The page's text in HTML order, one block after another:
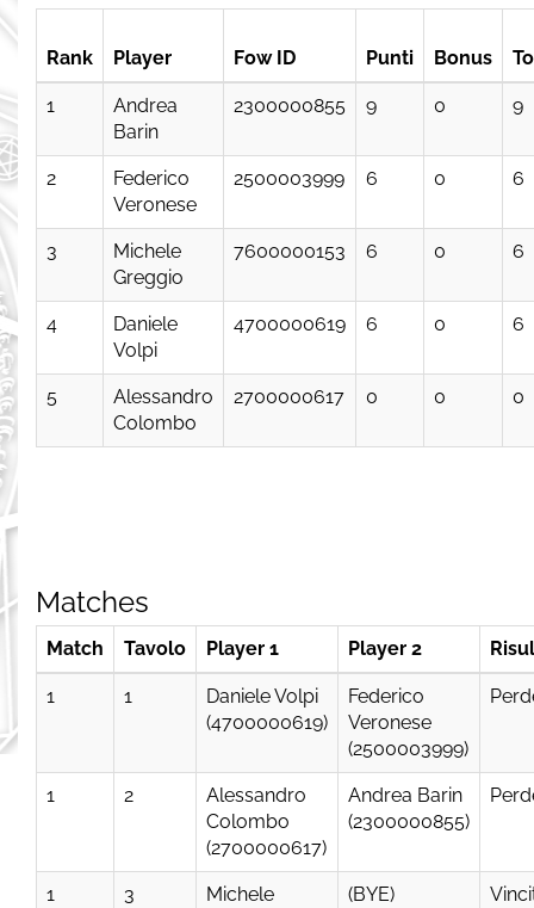
Rank Player Fow ID Punti Bonus
1
Andrea
Barin
2300000855 9 0 9
2
Federico
Veronese
2500003999 6 0 6
3
Michele
Greggio
7600000153 6 0 6
4
Daniele
Volpi
4700000619 6 0 6
5
Alessandro
Colombo
2700000617 0 0 0
Matches
Match Tavolo Player 1 Player 2
1 1
Daniele Volpi
(4700000619)
Federico
Veronese
(2500003999)
1 2
Alessandro
Colombo
(2700000617)
Andrea Barin
(2300000855)
1 3
Michele
(BYE)